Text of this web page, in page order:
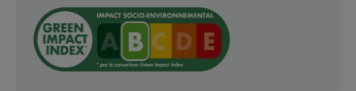
le bronzage* avec un effet peau ensoleillée
immédiat. Un teint radieux et hâlé, même après
l’été.